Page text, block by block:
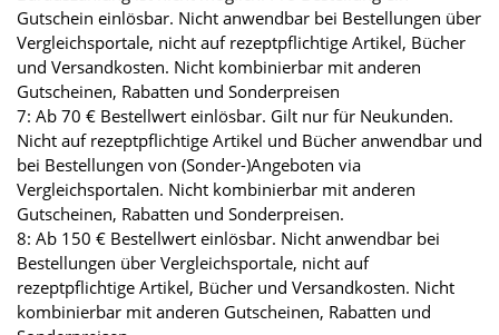
Gutschein einlösbar. Nicht anwendbar bei Bestellungen über
Vergleichsportale, nicht auf rezeptpflichtige Artikel, Bücher
und Versandkosten. Nicht kombinierbar mit anderen
Gutscheinen, Rabatten und Sonderpreisen
7: Ab 70 € Bestellwert einlösbar. Gilt nur für Neukunden.
Nicht auf rezeptpflichtige Artikel und Bücher anwendbar und
bei Bestellungen von (Sonder-)Angeboten via
Vergleichsportalen. Nicht kombinierbar mit anderen
Gutscheinen, Rabatten und Sonderpreisen.
8: Ab 150 € Bestellwert einlösbar. Nicht anwendbar bei
Bestellungen über Vergleichsportale, nicht auf
rezeptpflichtige Artikel, Bücher und Versandkosten. Nicht
kombinierbar mit anderen Gutscheinen, Rabatten und